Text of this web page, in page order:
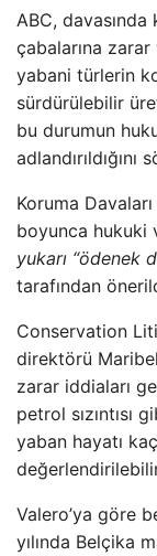
ABC, davasında
çabalarına
yabani türlerin
sürdürülebilir
bu durumun
adlandırıldığını
Koruma
boyunca hukuki
yukarı “ödenek
tarafından
Conservation
direktörü
zarar iddiaları
petrol sızıntısı
yaban hayatı
Valero’ya göre
yılında Belçika